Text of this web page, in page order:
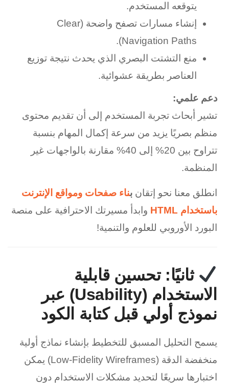
يتوقعه المستخدم.
إنشاء مسارات تصفح واضحة (Clear
Navigation Paths).
منع التشتت البصري الذي يحدث نتيجة توزيع
العناصر بطريقة عشوائية.
دعم علمي:
تشير أبحاث تجربة المستخدم إلى أن تقديم محتوى
منظم بصريًا يزيد من سرعة إكمال المهام بنسبة
تتراوح بين 20% إلى 40% مقارنة بالواجهات غير
المنظمة.
انطلق معنا نحو إتقانبناء صفحات ومواقع الإنترنت
باستخدام HTML
وابدأ مسيرتك الاحترافية على منصة
البورد الأوروبي للعلوم والتنمية!
ثانيًا: تحسين قابلية
الاستخدام (Usability) عبر
نموذج أولي قبل كتابة الكود
يسمح التحليل المسبق للتخطيط بإنشاء نماذج أولية
منخفضة الدقة (Low-Fidelity Wireframes) يمكن
اختبارها سريعًا لتحديد مشكلات الاستخدام دون